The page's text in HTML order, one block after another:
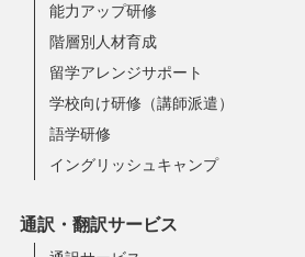
能力アップ研修
階層別人材育成
留学アレンジサポート
学校向け研修（講師派遣）
語学研修
イングリッシュキャンプ
通訳・翻訳サービス